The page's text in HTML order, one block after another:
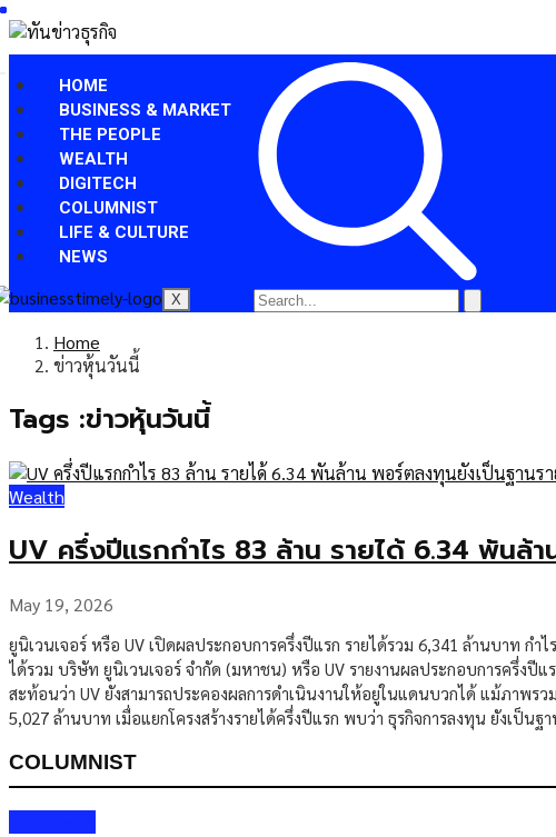
HOME
BUSINESS & MARKET
THE PEOPLE
WEALTH
DIGITECH
COLUMNIST
LIFE & CULTURE
NEWS
X
Home
ข่าวหุ้นวันนี้
Tags :ข่าวหุ้นวันนี้
Wealth
UV ครึ่งปีแรกกำไร 83 ล้าน รายได้ 6.34 พันล้
May 19, 2026
ยูนิเวนเจอร์ หรือ UV เปิดผลประกอบการครึ่งปีแรก รายได้รวม 6,341 ล้านบาท
ได้รวม บริษัท ยูนิเวนเจอร์ จำกัด (มหาชน) หรือ UV รายงานผลประกอบการครึ่ง
สะท้อนว่า UV ยังสามารถประคองผลการดำเนินงานให้อยู่ในแดนบวกได้ แม้ภาพ
5,027 ล้านบาท เมื่อแยกโครงสร้างรายได้ครึ่งปีแรก พบว่า ธุรกิจการลงทุน ยังเป็นฐ
COLUMNIST